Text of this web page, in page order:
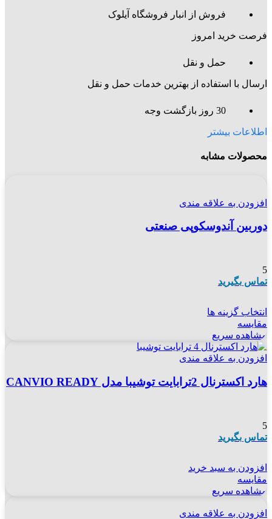
فروش از انبار فروشگاه آیلوک
فرصت خرید امروز
حمل و نقل
ارسال با استفاده از بهترین خدمات حمل و نقل
30 روز بازگشت وجه
اطلاعات بیشتر
محصولات مشابه
افزودن به علاقه مندی
دوربین آندوسکوپی صنعتی
5
تماس بگیرید
انتخاب گزینه ها
مقایسه
مشاهده سریع
افزودن به علاقه مندی
هارد اکسترنال 2ترابایت توشیبا مدل CANVIO READY
5
تماس بگیرید
افزودن به سبد خرید
مقایسه
مشاهده سریع
افزودن به علاقه مندی